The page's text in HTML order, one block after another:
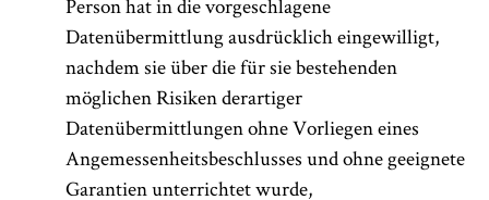
Person hat in die vorgeschlagene
Datenübermittlung ausdrücklich eingewilligt,
nachdem sie über die für sie bestehenden
möglichen Risiken derartiger
Datenübermittlungen ohne Vorliegen eines
Angemessenheitsbeschlusses und ohne geeignete
Garantien unterrichtet wurde,